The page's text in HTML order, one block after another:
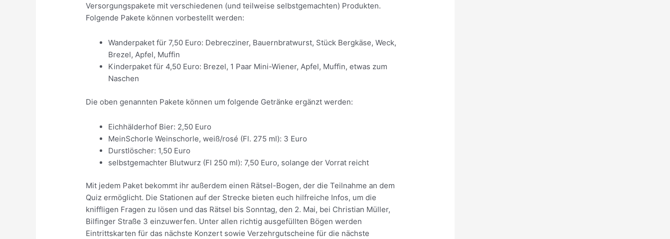
Versorgungspakete mit verschiedenen (und teilweise selbstgemachten) Produkten.
Folgende Pakete können vorbestellt werden:
Wanderpaket für 7,50 Euro: Debrecziner, Bauernbratwurst, Stück Bergkäse, Weck,
Brezel, Apfel, Muffin
Kinderpaket für 4,50 Euro: Brezel, 1 Paar Mini-Wiener, Apfel, Muffin, etwas zum
Naschen
Die oben genannten Pakete können um folgende Getränke ergänzt werden:
Eichhälderhof Bier: 2,50 Euro
MeinSchorle Weinschorle, weiß/rosé (Fl. 275 ml): 3 Euro
Durstlöscher: 1,50 Euro
selbstgemachter Blutwurz (Fl 250 ml): 7,50 Euro, solange der Vorrat reicht
Mit jedem Paket bekommt ihr außerdem einen Rätsel-Bogen, der die Teilnahme an dem
Quiz ermöglicht. Die Stationen auf der Strecke bieten euch hilfreiche Infos, um die
kniffligen Fragen zu lösen und das Rätsel bis Sonntag, den 2. Mai, bei Christian Müller,
Bilfinger Straße 3 einzuwerfen. Unter allen richtig ausgefüllten Bögen werden
Eintrittskarten für das nächste Konzert sowie Verzehrgutscheine für die nächste